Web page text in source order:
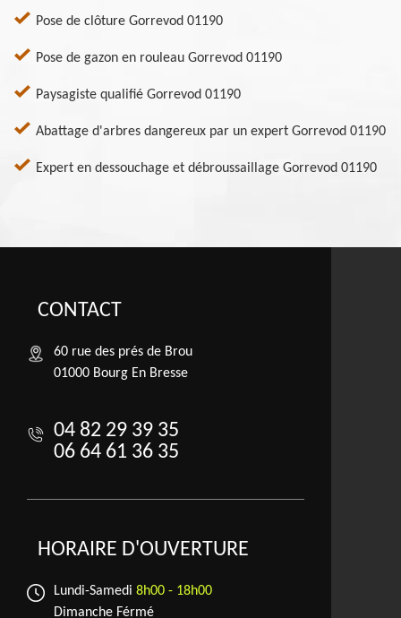
Pose de clôture Gorrevod 01190
Pose de gazon en rouleau Gorrevod 01190
Paysagiste qualifié Gorrevod 01190
Abattage d'arbres dangereux par un expert Gorrevod 01190
Expert en dessouchage et débroussaillage Gorrevod 01190
CONTACT
60 rue des prés de Brou
01000 Bourg En Bresse
04 82 29 39 35
06 64 61 36 35
HORAIRE D'OUVERTURE
Lundi-Samedi 8h00 - 18h00
Dimanche Férmé